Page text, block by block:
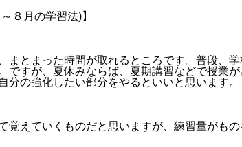
８月の学習法)】
まとまった時間が取れるところです。普段、
ですが、夏休みならば、夏期講習などで授業
分の強化したい部分をやるといいと思います。
覚えていくものだと思いますが、練習量がも